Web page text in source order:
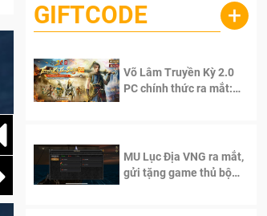
GIFTCODE +
Võ Lâm Truyền Kỳ 2.0
PC chính thức ra mắt:
MU Lục Địa VNG ra mắt,
gửi tặng game thủ bộ